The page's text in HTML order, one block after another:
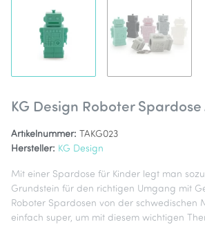
KG Design Roboter Spardose
Artikelnummer: TAKG023
Hersteller: KG Design
Mit einer Spardose für Kinder legt man
Grundstein für den richtigen Umgang mit
Roboter Spardosen von der schwedischen
einfach super, um mit diesem wichtigen